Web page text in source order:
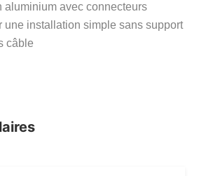
aluminium avec connecteurs
une installation simple sans support
câble